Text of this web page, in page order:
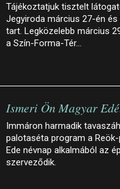
Tájékoztatjuk tisztelt
Jegyiroda március 27-én
tart. Legközelebb március
a Szín-Forma-Tér…
Ismeri Ön Magyar
Immáron harmadik
palotaséta program a
Ede névnap alkalmából az
szerveződik.